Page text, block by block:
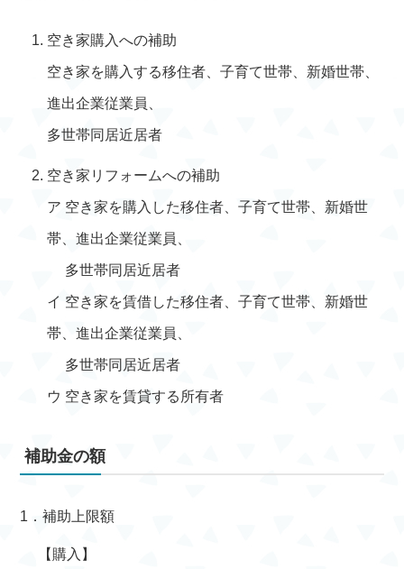
空き家購入への補助
空き家を購入する移住者、子育て世帯、新婚世帯、
進出企業従業員、
多世帯同居近居者
空き家リフォームへの補助
ア 空き家を購入した移住者、子育て世帯、新婚世
帯、進出企業従業員、
多世帯同居近居者
イ 空き家を賃借した移住者、子育て世帯、新婚世
帯、進出企業従業員、
多世帯同居近居者
ウ 空き家を賃貸する所有者
補助金の額
1．補助上限額
【購入】